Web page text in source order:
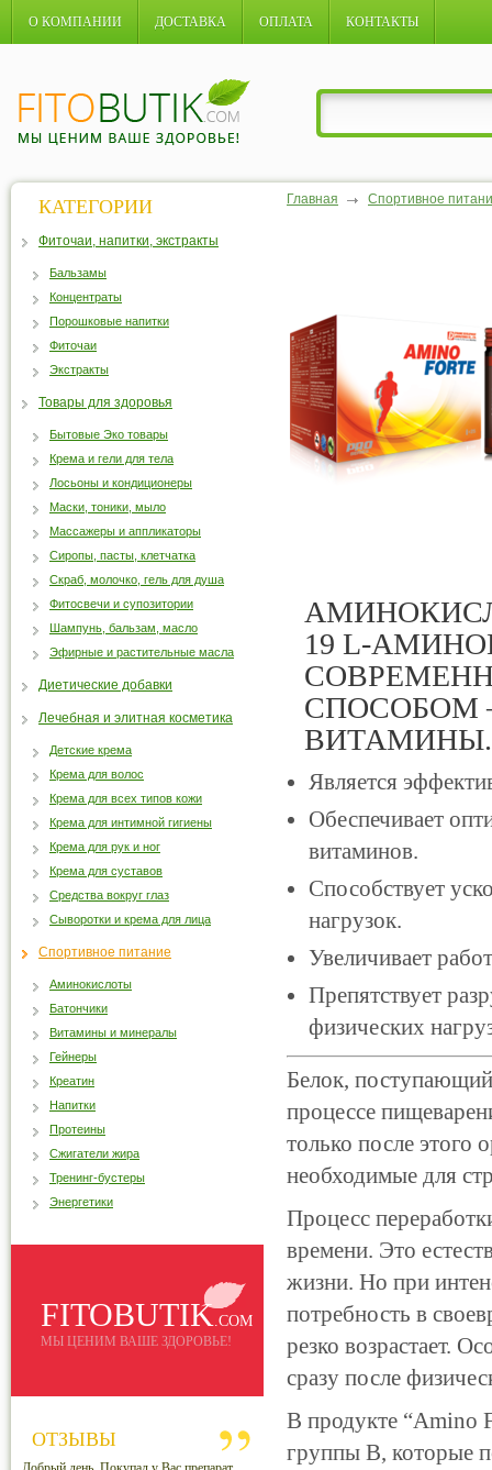
О КОМПАНИИ ДОСТАВКА ОПЛАТА КОНТАКТЫ
Главная Спортивное
19 L-
СПОСОБОМ
ВИТАМИНЫ.
Является
Обеспечивает
витаминов.
Способствует
нагрузок.
Увеличивает
Препятствует
физических
Белок,
процессе
только после этого
необходимые для
Процесс
времени. Это
жизни. Но при
потребность в
резко возрастает.
сразу после
В продукте “Amino
группы B, которые
КАТЕГОРИИ
Фиточаи, напитки, экстракты
Бальзамы
Концентраты
Порошковые напитки
Фиточаи
Экстракты
Товары для здоровья
Бытовые Эко товары
Крема и гели для тела
Лосьоны и кондиционеры
Маски, тоники, мыло
Массажеры и аппликаторы
Сиропы, пасты, клетчатка
Скраб, молочко, гель для душа
Фитосвечи и супозитории
Шампунь, бальзам, масло
Эфирные и растительные масла
Диетические добавки
Лечебная и элитная косметика
Детские крема
Крема для волос
Крема для всех типов кожи
Крема для интимной гигиены
Крема для рук и ног
Крема для суставов
Средства вокруг глаз
Сыворотки и крема для лица
Спортивное питание
Аминокислоты
Батончики
Витамины и минералы
Гейнеры
Креатин
Напитки
Протеины
Сжигатели жира
Тренинг-бустеры
Энергетики
FITOBUTIK.COM
МЫ ЦЕНИМ ВАШЕ ЗДОРОВЬЕ!
ОТЗЫВЫ